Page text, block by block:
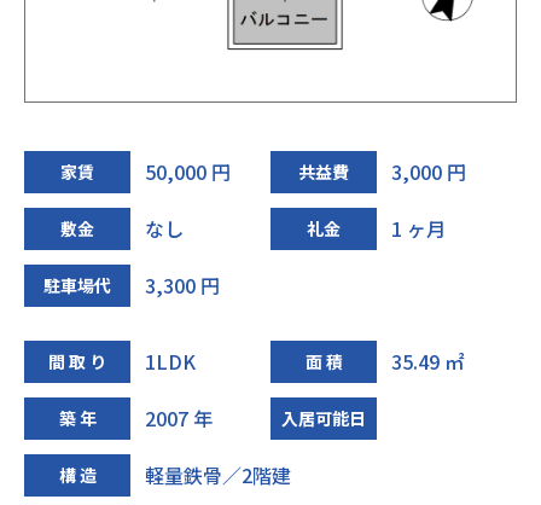
家賃 50,000 円 共益費 3,000 円
敷金 なし 礼金 1 ヶ月
駐車場代 3,300 円
間 取 り 1LDK 面 積 35.49 ㎡
築 年 2007 年 入居可能日
構 造 軽量鉄骨／2階建